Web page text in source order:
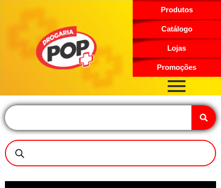
Produtos
Catálogo
Lojas
Promoções